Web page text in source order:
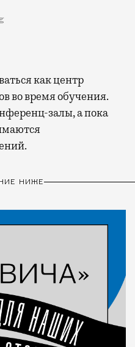
во время обучения.
залы, а пока
НИЖЕ